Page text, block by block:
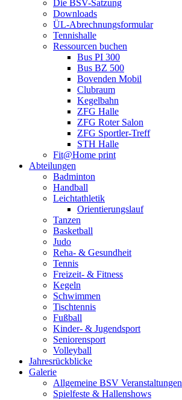
Die BSV-Satzung
Downloads
ÜL-Abrechnungsformular
Tennishalle
Ressourcen buchen
Bus PI 300
Bus BZ 500
Bovenden Mobil
Clubraum
Kegelbahn
ZFG Halle
ZFG Roter Salon
ZFG Sportler-Treff
STH Halle
Fit@Home print
Abteilungen
Badminton
Handball
Leichtathletik
Orientierungslauf
Tanzen
Basketball
Judo
Reha- & Gesundheit
Tennis
Freizeit- & Fitness
Kegeln
Schwimmen
Tischtennis
Fußball
Kinder- & Jugendsport
Seniorensport
Volleyball
Jahresrückblicke
Galerie
Allgemeine BSV Veranstaltungen
Spielfeste & Hallenshows